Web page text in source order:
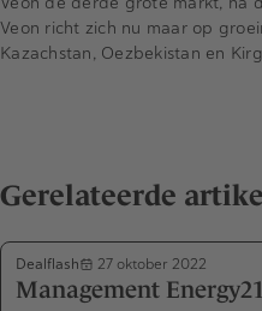
Veon richt zich nu maar op
Kazachstan, Oezbekistan en
Gerelateerde
Dealflash 27 oktober 2022
Management Energy21